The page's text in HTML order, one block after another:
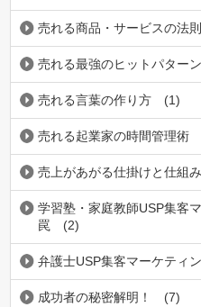
売れる商品・サービスの法則
売れる最強のヒットパターン
売れる言葉の作り方 (1)
売れる起業家の時間管理術
売上があがる仕掛けと仕組み
学習塾・家庭教師USP集客
罠
(2)
弁護士USP集客マーケティ
成功者の秘密解明！ (7)